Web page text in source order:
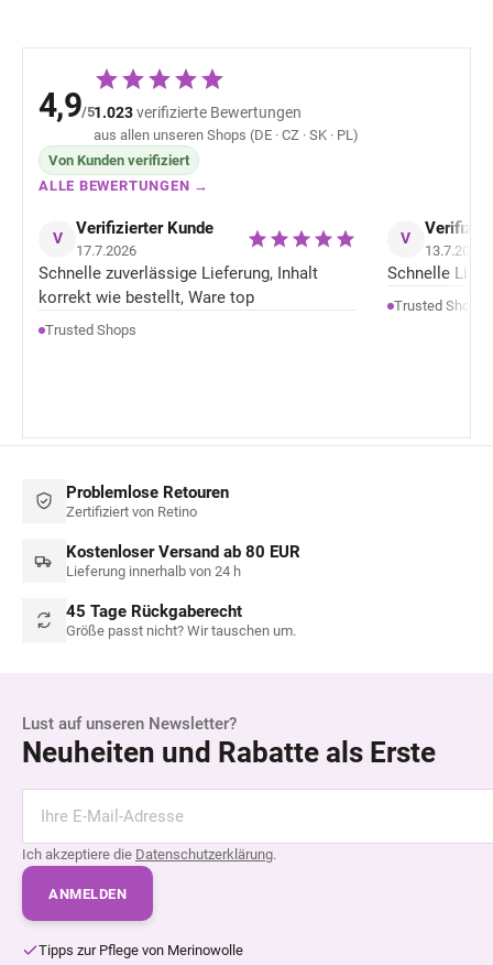
4,9/51.023verifizierte Bewertungen
aus allen unseren Shops (DE · CZ · SK · PL)
Von Kunden verifiziert
ALLE BEWERTUNGEN →
V Verifizierter Kunde
17.7.2026
Schnelle zuverlässige Lieferung, Inhalt
korrekt wie bestellt, Ware top
Trusted Shops
V
13.7.2026
Schnelle
Trusted Shops
Problemlose Retouren
Zertifiziert von Retino
Kostenloser Versand ab 80 EUR
Lieferung innerhalb von 24 h
45 Tage Rückgaberecht
Größe passt nicht? Wir tauschen um.
Lust auf unseren Newsletter?
Neuheiten und Rabatte als Erste
Ich akzeptiere die Datenschutzerklärung.
ANMELDEN
Tipps zur Pflege von Merinowolle